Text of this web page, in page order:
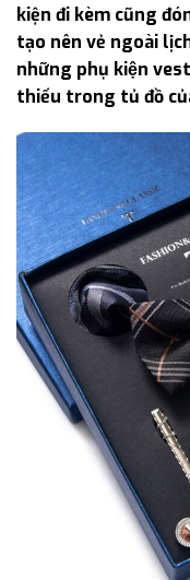
kiện đi kèm cũng
tạo nên vẻ ngoài
những phụ kiện
thiếu trong tủ đồ